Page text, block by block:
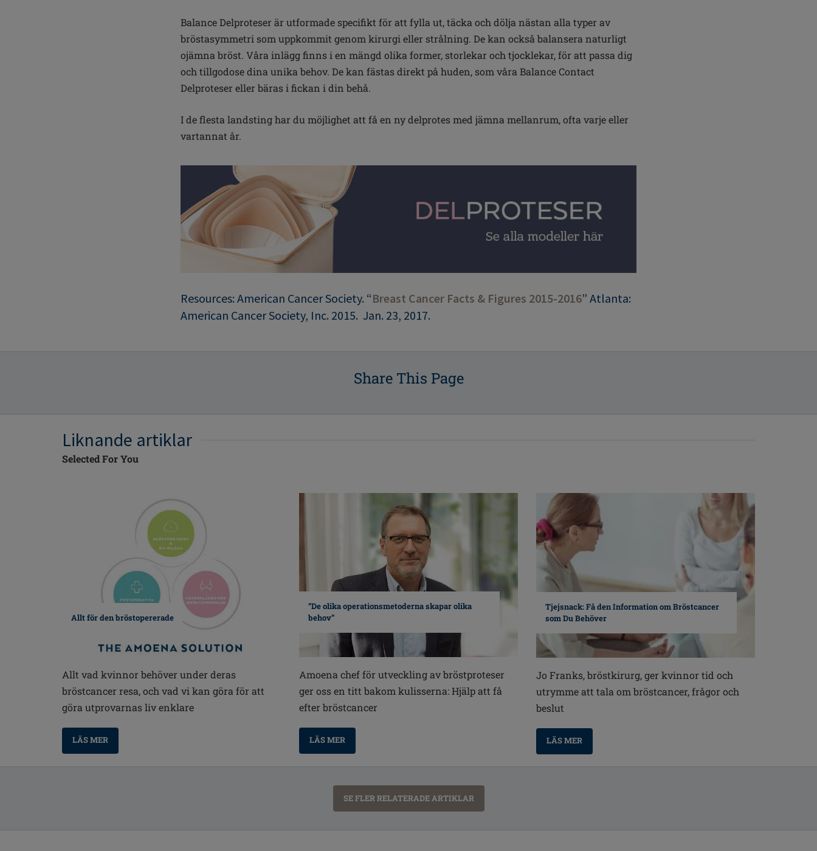
Balance Delproteser är utformade specifikt för att fylla ut, täcka och dölja nästan alla typer av
bröstasymmetri som uppkommit genom kirurgi eller strålning. De kan också balansera naturligt
ojämna bröst. Våra inlägg finns i en mängd olika former, storlekar och tjocklekar, för att passa dig
och tillgodose dina unika behov. De kan fästas direkt på huden, som våra Balance Contact
Delproteser eller bäras i fickan i din behå.
I de flesta landsting har du möjlighet att få en ny delprotes med jämna mellanrum, ofta varje eller
vartannat år.
Resources: American Cancer Society. “Breast Cancer Facts & Figures 2015-2016” Atlanta:
American Cancer Society, Inc. 2015. Jan. 23, 2017.
Share This Page
Liknande artiklar
Selected For You
Allt för den bröstopererade
Allt vad kvinnor behöver under deras
bröstcancer resa, och vad vi kan göra för att
göra utprovarnas liv enklare
LÄS MER
“De olika operationsmetoderna skapar olika
behov”
Amoena chef för utveckling av bröstproteser
ger oss en titt bakom kulisserna: Hjälp att få
efter bröstcancer
LÄS MER
Tjejsnack: Få den Information om Bröstcancer
som Du Behöver
Jo Franks, bröstkirurg, ger kvinnor tid och
utrymme att tala om bröstcancer, frågor och
beslut
LÄS MER
SE FLER RELATERADE ARTIKLAR